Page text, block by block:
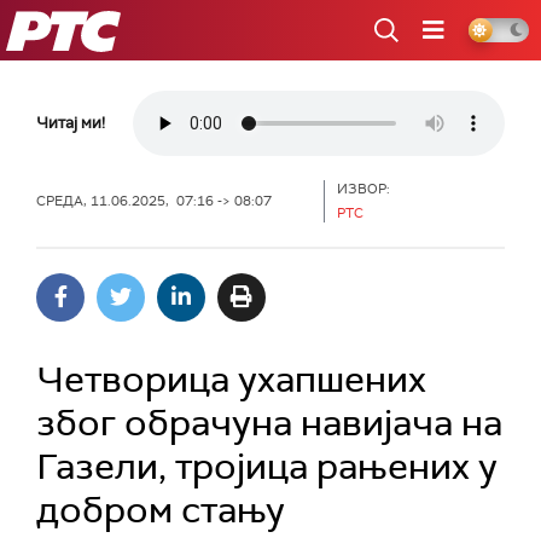
РТС
Читај ми!
СРЕДА, 11.06.2025, 07:16 -> 08:07
ИЗВОР:
РТС
Четворица ухапшених
због обрачуна навијача на
Газели, тројица рањених у
добром стању